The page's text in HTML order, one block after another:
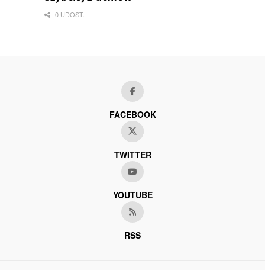
0 UDOST.
FACEBOOK
TWITTER
YOUTUBE
RSS